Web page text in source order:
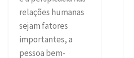
relações humanas
sejam fatores
importantes, a
pessoa bem-